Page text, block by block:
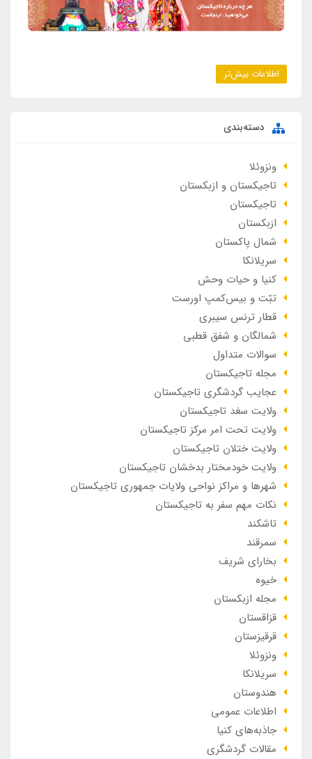
اطلاعات بیش‌تر
دسته‌بندی
ونزوئلا
تاجیکستان و ازبکستان
تاجیکستان
ازبکستان
شمال پاکستان
سریلانکا
کنیا و حیات وحش
تبّت و بیس‌کمپ اورست
قطار ترنس سیبری
شمالگان و شفق قطبی
سوالات متداول
مجله تاجیکستان
عجایب گردشگری تاجیکستان
ولایت سغد تاجیکستان
ولایت تحت امر مرکز تاجیکستان
ولایت ختلان تاجیکستان
ولایت خودمختار بدخشان تاجیکستان
شهرها و مراکز نواحی ولایات جمهوری تاجیکستان
نکات مهم سفر به تاجیکستان
تاشکند
سمرقند
بخارای شریف
خیوه
مجله ازبکستان
قزاقستان
قرقیزستان
ونزوئلا
سریلانکا
هندوستان
اطلاعات عمومی
جاذبه‌های کنیا
مقالات گردشگری